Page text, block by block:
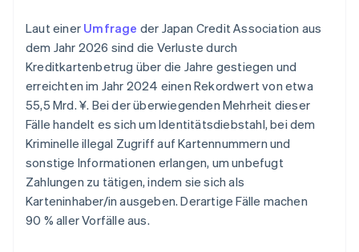
Laut einer Umfrage der Japan Credit Association aus
dem Jahr 2026 sind die Verluste durch
Kreditkartenbetrug über die Jahre gestiegen und
erreichten im Jahr 2024 einen Rekordwert von etwa
55,5 Mrd. ¥. Bei der überwiegenden Mehrheit dieser
Fälle handelt es sich um Identitätsdiebstahl, bei dem
Kriminelle illegal Zugriff auf Kartennummern und
sonstige Informationen erlangen, um unbefugt
Zahlungen zu tätigen, indem sie sich als
Karteninhaber/in ausgeben. Derartige Fälle machen
90 % aller Vorfälle aus.